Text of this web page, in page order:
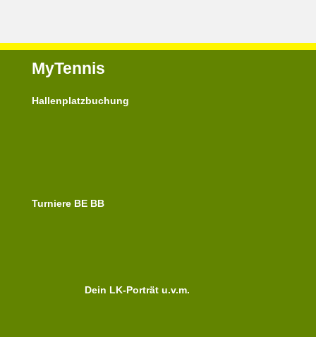
MyTennis
Hallenplatzbuchung
Turniere BE BB
Dein LK-Porträt u.v.m.